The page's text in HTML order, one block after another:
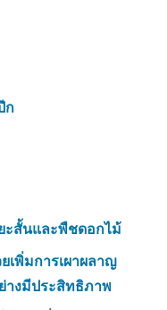
ก
ะสั้นและพืชดอกไม้
พิ่มการเผาผลาญ
างมีประสิทธิภาพ